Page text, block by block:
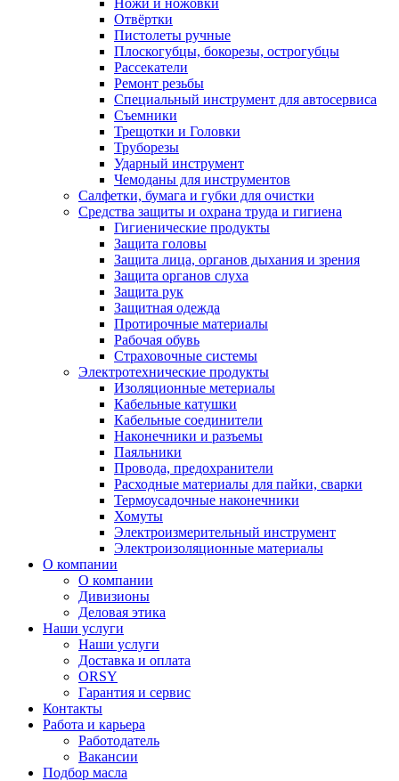
Ножи и ножовки
Отвёртки
Пистолеты ручные
Плоскогубцы, бокорезы, острогубцы
Рассекатели
Ремонт резьбы
Специальный инструмент для автосервиса
Съемники
Трещотки и Головки
Труборезы
Ударный инструмент
Чемоданы для инструментов
Салфетки, бумага и губки для очистки
Средства защиты и охрана труда и гигиена
Гигиенические продукты
Защита головы
Защита лица, органов дыхания и зрения
Защита органов слуха
Защита рук
Защитная одежда
Протирочные материалы
Рабочая обувь
Страховочные системы
Электротехнические продукты
Изоляционные метериалы
Кабельные катушки
Кабельные соединители
Наконечники и разъемы
Паяльники
Провода, предохранители
Расходные материалы для пайки, сварки
Термоусадочные наконечники
Хомуты
Электроизмерительный инструмент
Электроизоляционные материалы
О компании
О компании
Дивизионы
Деловая этика
Наши услуги
Наши услуги
Доставка и оплата
ORSY
Гарантия и сервис
Контакты
Работа и карьера
Работодатель
Вакансии
Подбор масла